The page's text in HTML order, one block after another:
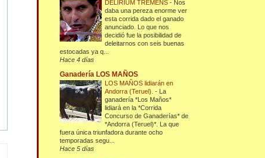
DELIRIUM TREMENS- Nos
daba una pereza enorme ver
esta corrida dado el ganado
anunciado. Lo que nos
decidió fue la posibilidad de
deleitarnos con seis buenas
estocadas ya q...
Hace 4 días
Ganadería LOS MAÑOS
LOS MAÑOS lidiarán en
Andorra (Teruel).- La
ganadería *Los Maños*
lidiará en la *Corrida
Concurso de Ganaderías* de
*Andorra (Teruel)*. La que
fuera única triunfadora durante ocho
temporadas segu...
Hace 5 días